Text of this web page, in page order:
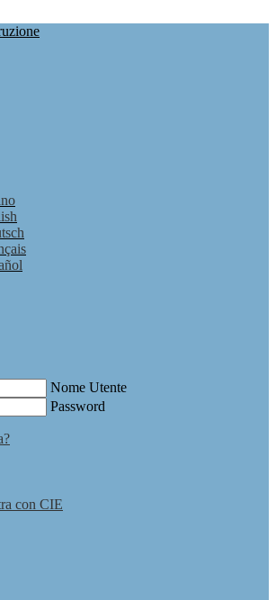
Nome Utente
Password
con CIE